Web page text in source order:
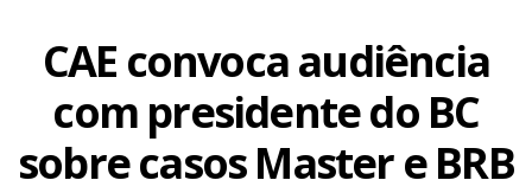
CAE convoca audiência
com presidente do BC
sobre casos Master e BRB